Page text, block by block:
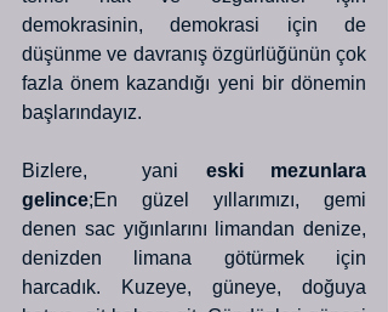
demokrasinin, demokrasi için de
düşünme ve davranış özgürlüğünün çok
fazla önem kazandığı yeni bir dönemin
başlarındayız.
Bizlere,  yani eski mezunlara
gelince;En güzel yıllarımızı, gemi
denen sac yığınlarını limandan denize,
denizden limana götürmek için
harcadık. Kuzeye, güneye, doğuya